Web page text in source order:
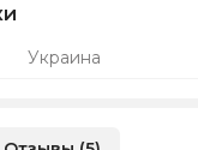
Украина